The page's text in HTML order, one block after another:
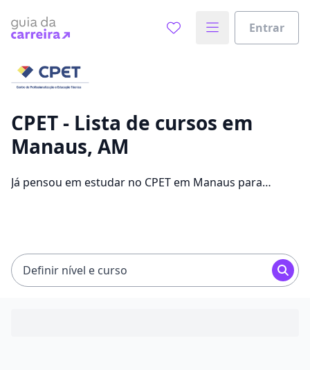
Entrar
Vamos te guiar no caminho ideal para seus estudos
CPET - Lista de cursos em
Manaus, AM
Já pensou em estudar no CPET em Manaus para
Definir nível e curso